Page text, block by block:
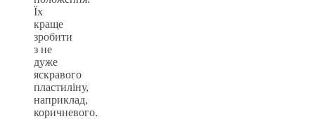
Їх
краще
зробити
з не
дуже
яскравого
пластиліну,
наприклад,
коричневого.